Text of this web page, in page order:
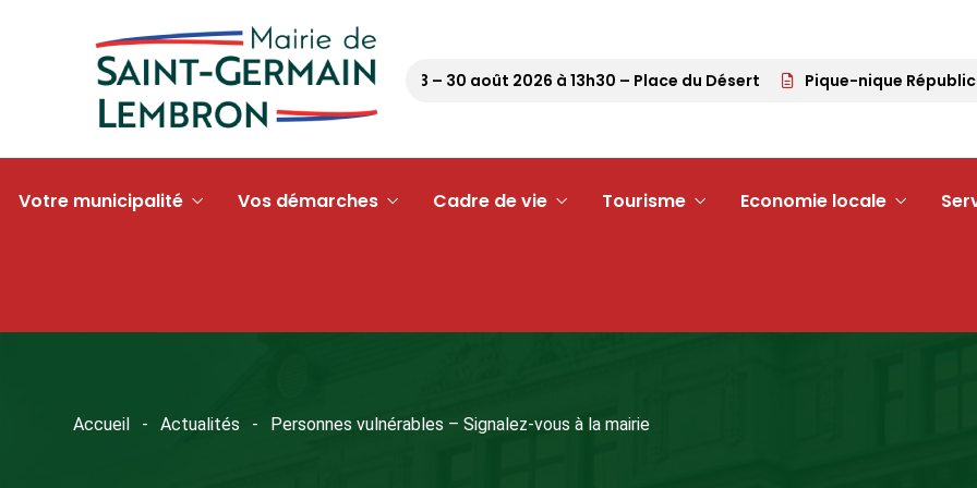
Pétanque tour 63 – 30 août 2026 à 13h30 – Place du Désert Pique-nique Républicain
Votre municipalité Vos démarches Cadre de vie Tourisme Economie locale
Accueil Actualités Personnes vulnérables – Signalez-vous à la mairie